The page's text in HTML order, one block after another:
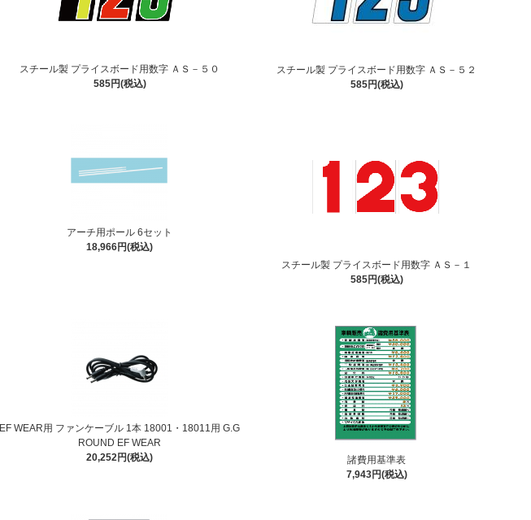
スチール製 プライスボード用数字 ＡＳ－５０
585円(税込)
スチール製 プライスボード用数字 ＡＳ－５２
585円(税込)
アーチ用ポール 6セット
18,966円(税込)
スチール製 プライスボード用数字 ＡＳ－１
585円(税込)
EF WEAR用 ファンケーブル 1本 18001・18011用 G.G
ROUND EF WEAR
20,252円(税込)
諸費用基準表
7,943円(税込)